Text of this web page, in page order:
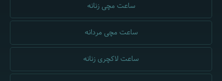
ساعت مچی زنانه
ساعت مچی مردانه
ساعت لاکچری زنانه